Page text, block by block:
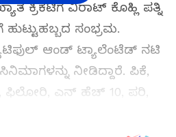
ಕ್ರಿಕೆಟಿಗ ವಿರಾಟ್ ಕೊಹ್ಲಿ ಪತ್ನಿ
ಸಂಭ್ರಮ.
ಆಂಡ್ ಟ್ಯಾಲೆಂಟೆಡ್ ನಟಿ
ನೀಡಿದ್ದಾರೆ. ಪಿಕೆ,
ಎನ್ ಹೆಚ್ 10, ಪರಿ,